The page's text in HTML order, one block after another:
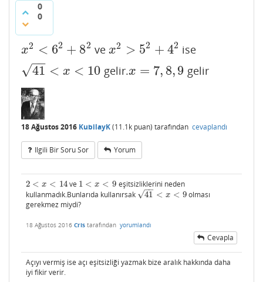
0
0
x2 < 62 + 82
x2< 62 +82 vex2 > 52 + 42
x2> 52 +42 ise
41
−−
√ < x < 10
41<x< 10 gelir.x = 7, 8,9
x= 7,8 ,9 gelir
18 Ağustos 2016 KubilayK(11.1k puan) tarafından cevaplandı
Ilgili Bir Soru Sor Yorum
2 < x < 14
2 <x< 14 ve 1 < x < 9
1 <x< 9
eşitsizliklerini neden
kullanmadık.Bunlarıda kullanırsak
41
−−
√ < x < 9
41<x <9
olması
gerekmez miydi?
18 Ağustos 2016 Cris tarafından yorumlandı
Cevapla
Açıyı vermiş ise açı eşitsizliği yazmak bize aralık hakkında daha
iyi fikir verir.